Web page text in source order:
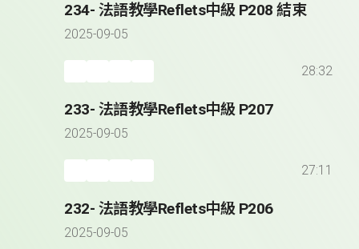
234- 法語教學Reflets中級 P208 結束
2025-09-05
28:32
233- 法語教學Reflets中級 P207
2025-09-05
27:11
232- 法語教學Reflets中級 P206
2025-09-05